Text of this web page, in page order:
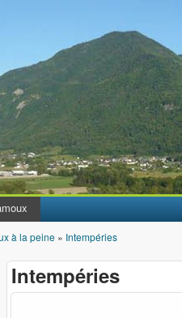
à la peine » Intempéries
Intempéries